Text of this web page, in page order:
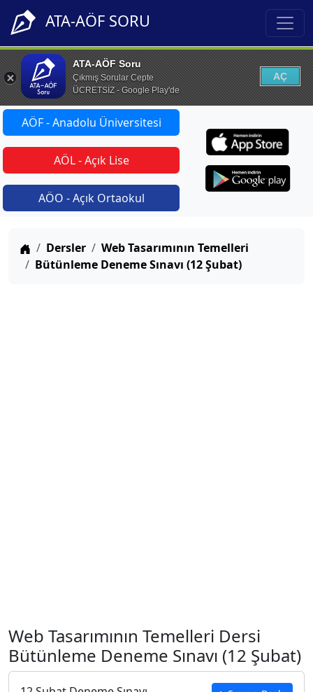
ATA-AÖF SORU
ATA-AÖF Soru
Çıkmış Sorular Cepte
ÜCRETSİZ - Google Play'de
AÇ
AÖF - Anadolu Üniversitesi
AÖL - Açık Lise
AÖO - Açık Ortaokul
Anasayfa
Dersler
Web Tasarımının Temelleri
Bütünleme Deneme Sınavı (12 Şubat)
Web Tasarımının Temelleri Dersi
Bütünleme Deneme Sınavı (12 Şubat)